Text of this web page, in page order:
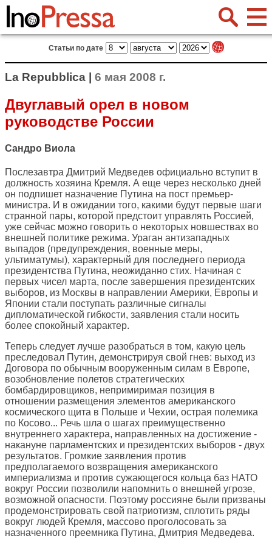
Статьи по дате
La Repubblica | 6 мая 2008 г.
Двуглавый орел в новом
руководстве России
Сандро Виола
Послезавтра Дмитрий Медведев официально вступит в
должность хозяина Кремля. А еще через несколько дней
он подпишет назначение Путина на пост премьер-
министра. И в ожидании того, какими будут первые шаги
странной пары, которой предстоит управлять Россией,
уже сейчас можно говорить о некоторых новшествах во
внешней политике режима. Ураган антизападных
выпадов (предупреждения, военные меры,
ультиматумы), характерный для последнего периода
президентства Путина, неожиданно стих. Начиная с
первых чисел марта, после завершения президентских
выборов, из Москвы в направлении Америки, Европы и
Японии стали поступать различные сигналы
дипломатической гибкости, заявления стали носить
более спокойный характер.
Теперь следует лучше разобраться в том, какую цель
преследовал Путин, демонстрируя свой гнев: выход из
Договора по обычным вооруженным силам в Европе,
возобновление полетов стратегических
бомбардировщиков, непримиримая позиция в
отношении размещения элементов американского
космического щита в Польше и Чехии, острая полемика
по Косово... Речь шла о шагах преимущественно
внутреннего характера, направленных на достижение -
накануне парламентских и президентских выборов - двух
результатов. Громкие заявления против
предполагаемого возвращения американского
империализма и против сужающегося кольца баз НАТО
вокруг России позволили напомнить о внешней угрозе,
возможной опасности. Поэтому россияне были призваны
продемонстрировать свой патриотизм, сплотить ряды
вокруг людей Кремля, массово проголосовать за
назначенного преемника Путина, Дмитрия Медведева.